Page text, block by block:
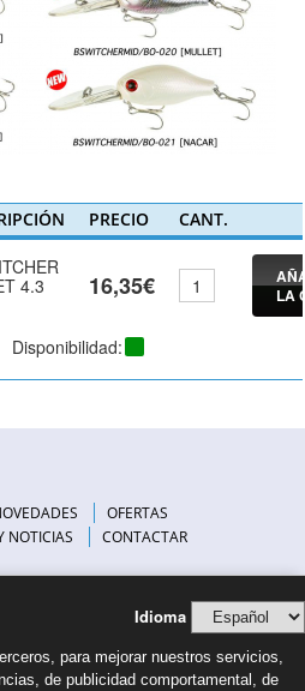
PRECIO CANT.
4.3
16,35€
LA
Disponibilidad:
OFERTAS
NOTICIAS CONTACTAR
Idioma
para mejorar nuestros servicios,
de publicidad comportamental, de